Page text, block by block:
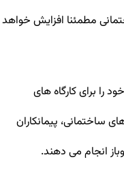
مطمئنا افزایش خواهد
را برای کارگاه های
ساختمانی، پیمانکاران
انجام می دهند.